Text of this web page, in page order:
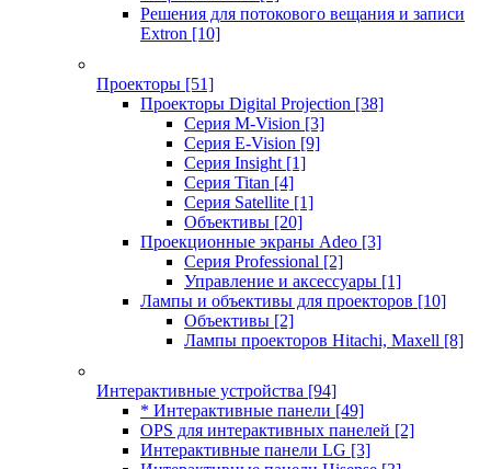
Решения для потокового вещания и записи
Extron [10]
Проекторы [51]
Проекторы Digital Projection [38]
Серия M-Vision [3]
Серия E-Vision [9]
Серия Insight [1]
Серия Titan [4]
Серия Satellite [1]
Объективы [20]
Проекционные экраны Adeo [3]
Серия Professional [2]
Управление и аксессуары [1]
Лампы и объективы для проекторов [10]
Объективы [2]
Лампы проекторов Hitachi, Maxell [8]
Интерактивные устройства [94]
* Интерактивные панели [49]
OPS для интерактивных панелей [2]
Интерактивные панели LG [3]